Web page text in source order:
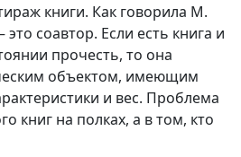
книги. Как говорила М.
соавтор. Если есть книга и
прочесть, то она
объектом, имеющим
и вес. Проблема
книг на полках, а в том, кто